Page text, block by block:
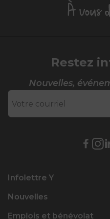
Restez
Nouvelles,
Lien
Infolettre Y
Nouvelles
Emplois et bénévolat